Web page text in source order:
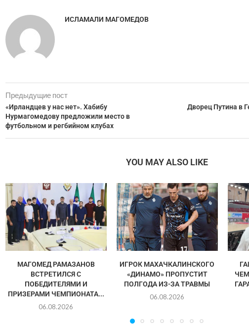
ИСЛАМАЛИ МАГОМЕДОВ
Предыдущие пост
«Ирландцев у нас нет». Хабибу
Нурмагомедову предложили место в
футбольном и регбийном клубах
Дворец Путина в
YOU MAY ALSO LIKE
МАГОМЕД РАМАЗАНОВ
ВСТРЕТИЛСЯ С
ПОБЕДИТЕЛЯМИ И
ПРИЗЕРАМИ ЧЕМПИОНАТА...
06.08.2026
ИГРОК МАХАЧКАЛИНСКОГО
«ДИНАМО» ПРОПУСТИТ
ПОЛГОДА ИЗ-ЗА ТРАВМЫ
06.08.2026